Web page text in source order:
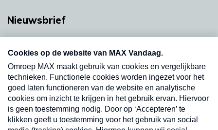
Nieuwsbrief
Neem hier een gratis abonnement op onze
nieuwsbrief. Elke vrijdag- en dinsdagochtend in
uw mailbox.
Verzend